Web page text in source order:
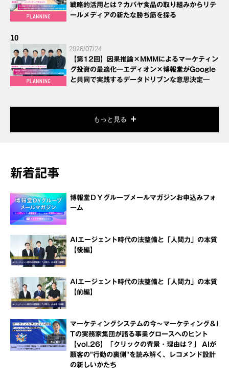
戦略的活用とは？カバヤ食品の取り組みからリテ
ールメディアの新たな勝ち筋を探る
10
2026/07/24
【第12回】因果推論×MMMによるマーケティン
グ投資の最適化―エディオン×博報堂がGoogle
と共同で実践するデータドリブンな意思決定―
もっと見る
新着記事
博報堂ＤＹグループメールマガジンお申込みフォ
ーム
AIエージェント時代の法整備と「人間力」の本質
【後編】
AIエージェント時代の法整備と「人間力」の本質
【前編】
マーケティングシステムの今～マーケティング＆I
Tの実務家集団が語る事業グロースへのヒント
【vol.26】「クリックの背景・理由は？」 AIが
顧客の"行動の裏側"を読み解く、レコメンド設計
の新しいかたち